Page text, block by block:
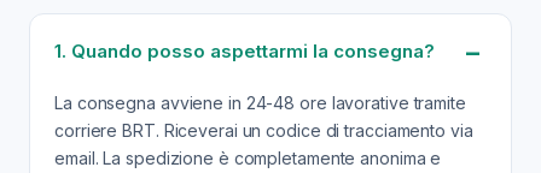
1. Quando posso aspettarmi la consegna?
La consegna avviene in 24-48 ore lavorative tramite
corriere BRT. Riceverai un codice di tracciamento via
email. La spedizione è completamente anonima e